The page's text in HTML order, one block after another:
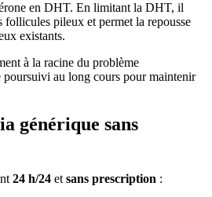
en DHT. En limitant la DHT, il
pileux et permet la repousse
existants.
à la racine du problème
poursuivi au long cours pour maintenir
générique sans
24 h/24 et sans prescription :